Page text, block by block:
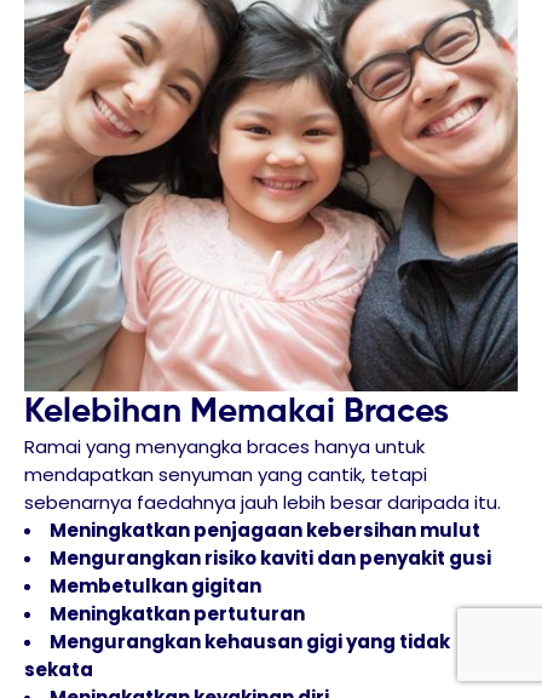
Kelebihan Memakai Braces
Ramai yang menyangka braces hanya untuk
mendapatkan senyuman yang cantik, tetapi
sebenarnya faedahnya jauh lebih besar daripada itu.
Meningkatkan penjagaan kebersihan mulut
Mengurangkan risiko kaviti dan penyakit gusi
Membetulkan gigitan
Meningkatkan pertuturan
Mengurangkan kehausan gigi yang tidak
sekata